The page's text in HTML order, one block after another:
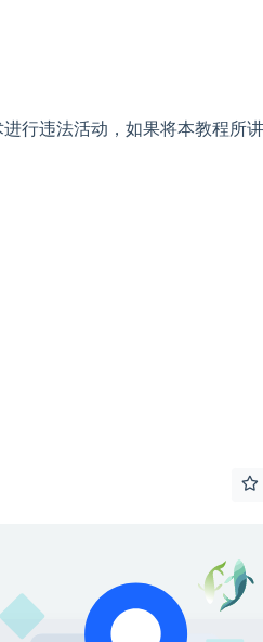
行违法活动，如果将本教程所